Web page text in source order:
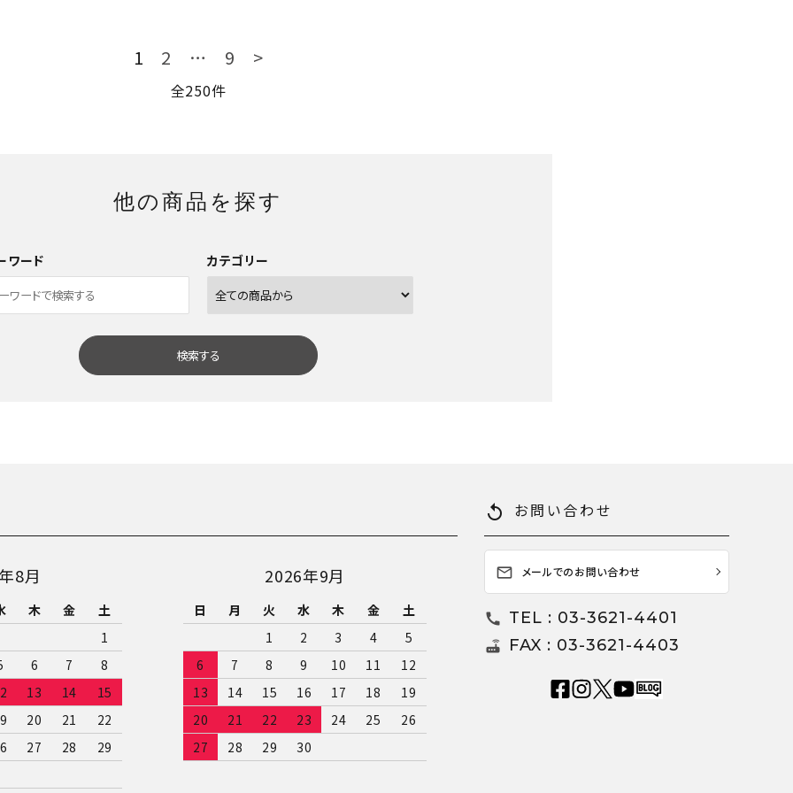
1 2 … 9 >
全250件
他の商品を探す
ワード カテゴリー
検索する
8月
木 金
土
1
6 7
8
13 14
15
20 21
22
27 28 29
2026年9月
日 月 火 水 木 金
土
1
2 3 4
5
6
7 8 9 10 11
12
13
14 15 16 17 18
19
20
21 22 23 24 25
26
27
28 29 30
replay お問い合わせ
mail_outline メールでのお問い合わせ
call TEL : 03-3621-4401
router FAX : 03-3621-4403